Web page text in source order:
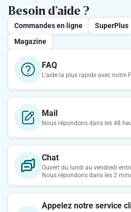
Besoin d’aide ?
Commandes en ligne SuperPlus
Magazine
FAQ
L'aide la plus rapide avec notre
Mail
Nous répondons dans les 48
Chat
Ouvert du lundi au vendredi
Nous répondons dans les 2
Appelez notre service